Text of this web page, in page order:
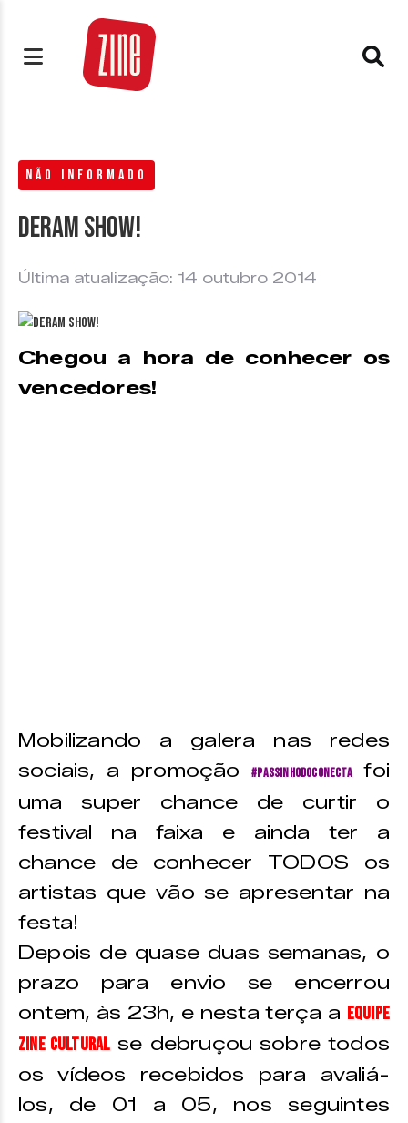
NÃO INFORMADO
Deram show!
Última atualização: 14 outubro 2014
Chegou a hora de conhecer os
vencedores!
Mobilizando a galera nas redes
sociais, a promoção#PassinhoDoConectafoi
uma super chance de curtir o
festival na faixa e ainda ter a
chance de conhecer TODOS os
artistas que vão se apresentar na
festa!
Depois de quase duas semanas, o
prazo para envio se encerrou
ontem, às 23h, e nesta terça a Equipe
Zine Cultural se debruçou sobre todos
os vídeos recebidos para avaliá-
los, de 01 a 05, nos seguintes